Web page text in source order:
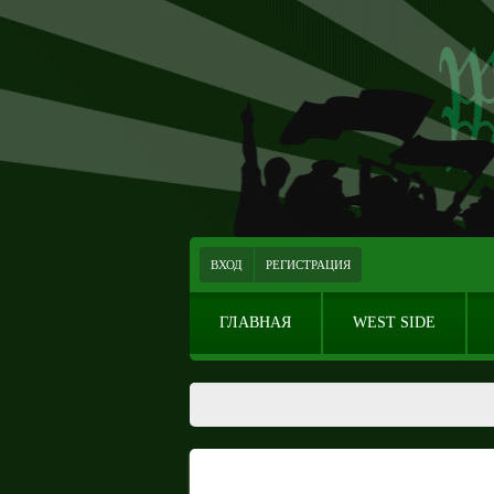
ВХОД РЕГИСТРАЦИЯ
ГЛАВНАЯ WEST SIDE